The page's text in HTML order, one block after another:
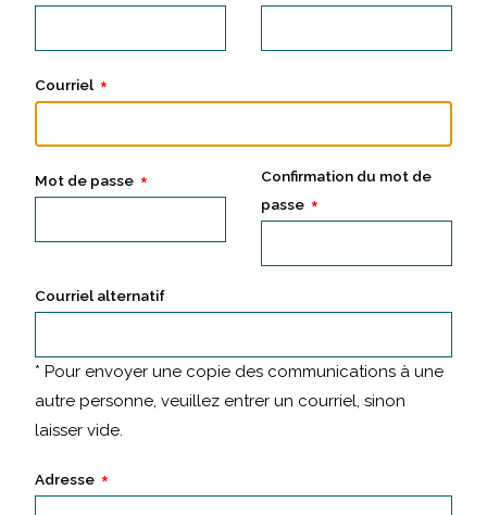
Courriel
Mot de passe
Confirmation du mot de
passe
Courriel alternatif
* Pour envoyer une copie des communications à une
autre personne, veuillez entrer un courriel, sinon
laisser vide.
Adresse